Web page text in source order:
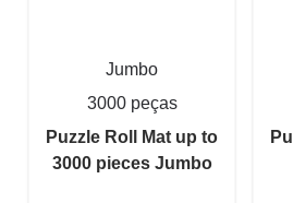
Jumbo
3000 peças
Puzzle Roll Mat up to
3000 pieces Jumbo